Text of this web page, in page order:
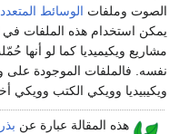
الصوت وملفات الوسائط
يمكن استخدام هذه الملفات
مشاريع ويكيميديا كما لو أنها
نفسه. فالملفات الموجودة
ويكيبيديا وويكي الكتب وويكي
هذه المقالة عبارة عن